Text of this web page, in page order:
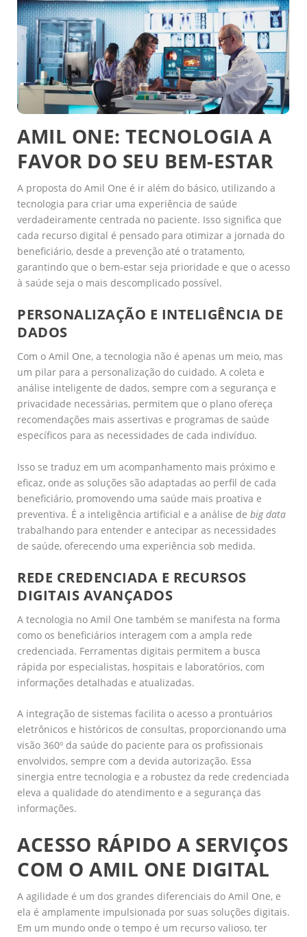
AMIL ONE: TECNOLOGIA A
FAVOR DO SEU BEM-ESTAR
A proposta do Amil One é ir além do básico, utilizando a
tecnologia para criar uma experiência de saúde
verdadeiramente centrada no paciente. Isso significa que
cada recurso digital é pensado para otimizar a jornada do
beneficiário, desde a prevenção até o tratamento,
garantindo que o bem-estar seja prioridade e que o acesso
à saúde seja o mais descomplicado possível.
PERSONALIZAÇÃO E INTELIGÊNCIA DE
DADOS
Com o Amil One, a tecnologia não é apenas um meio, mas
um pilar para a personalização do cuidado. A coleta e
análise inteligente de dados, sempre com a segurança e
privacidade necessárias, permitem que o plano ofereça
recomendações mais assertivas e programas de saúde
específicos para as necessidades de cada indivíduo.
Isso se traduz em um acompanhamento mais próximo e
eficaz, onde as soluções são adaptadas ao perfil de cada
beneficiário, promovendo uma saúde mais proativa e
preventiva. É a inteligência artificial e a análise de big data
trabalhando para entender e antecipar as necessidades
de saúde, oferecendo uma experiência sob medida.
REDE CREDENCIADA E RECURSOS
DIGITAIS AVANÇADOS
A tecnologia no Amil One também se manifesta na forma
como os beneficiários interagem com a ampla rede
credenciada. Ferramentas digitais permitem a busca
rápida por especialistas, hospitais e laboratórios, com
informações detalhadas e atualizadas.
A integração de sistemas facilita o acesso a prontuários
eletrônicos e históricos de consultas, proporcionando uma
visão 360º da saúde do paciente para os profissionais
envolvidos, sempre com a devida autorização. Essa
sinergia entre tecnologia e a robustez da rede credenciada
eleva a qualidade do atendimento e a segurança das
informações.
ACESSO RÁPIDO A SERVIÇOS
COM O AMIL ONE DIGITAL
A agilidade é um dos grandes diferenciais do Amil One, e
ela é amplamente impulsionada por suas soluções digitais.
Em um mundo onde o tempo é um recurso valioso, ter